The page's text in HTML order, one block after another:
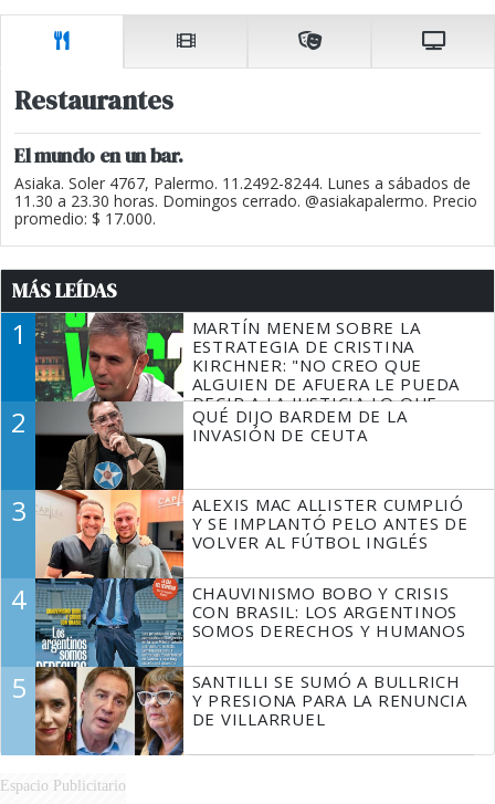
Restaurantes
El mundo en un bar.
Asiaka. Soler 4767, Palermo. 11.2492-8244. Lunes a sábados de
11.30 a 23.30 horas. Domingos cerrado. @asiakapalermo. Precio
promedio: $ 17.000.
MÁS LEÍDAS
1
MARTÍN MENEM SOBRE LA
ESTRATEGIA DE CRISTINA
KIRCHNER: "NO CREO QUE
ALGUIEN DE AFUERA LE PUEDA
DECIR A LA JUSTICIA LO QUE
TIENE QUE HACER"
2
QUÉ DIJO BARDEM DE LA
INVASIÓN DE CEUTA
3
ALEXIS MAC ALLISTER CUMPLIÓ
Y SE IMPLANTÓ PELO ANTES DE
VOLVER AL FÚTBOL INGLÉS
4
CHAUVINISMO BOBO Y CRISIS
CON BRASIL: LOS ARGENTINOS
SOMOS DERECHOS Y HUMANOS
5
SANTILLI SE SUMÓ A BULLRICH
Y PRESIONA PARA LA RENUNCIA
DE VILLARRUEL
Espacio Publicitario